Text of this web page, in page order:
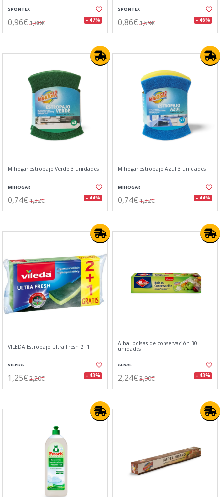
SPONTEX
0,96€ 1,80€ - 47%
SPONTEX
0,86€ 1,59€ - 46%
Mihogar estropajo Verde 3 unidades
MIHOGAR
0,74€ 1,32€ - 44%
Mihogar estropajo Azul 3 unidades
MIHOGAR
0,74€ 1,32€ - 44%
VILEDA Estropajo Ultra Fresh 2+1
VILEDA
1,25€ 2,20€ - 43%
Albal bolsas de conservación 30
unidades
ALBAL
2,24€ 3,90€ - 43%